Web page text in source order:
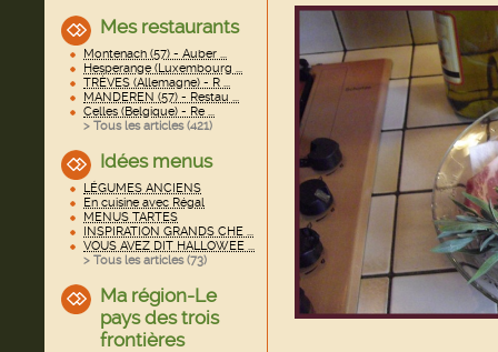
Mes restaurants
Montenach (57) - Auber ...
Hesperange (Luxembourg ...
TRÈVES (Allemagne) - R ...
MANDEREN (57) - Restau ...
Celles (Belgique) - Re ...
> Tous les articles (421)
Idées menus
LÉGUMES ANCIENS
En cuisine avec Régal
MENUS TARTES
INSPIRATION GRANDS CHE ...
VOUS AVEZ DIT HALLOWEE ...
> Tous les articles (73)
Ma région-Le
pays des trois
frontières